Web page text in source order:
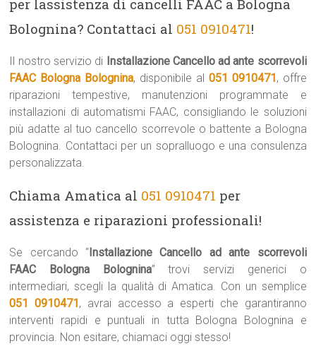
per lassistenza di cancelli FAAC a Bologna
Bolognina? Contattaci al 051 0910471!
Il nostro servizio di Installazione Cancello ad ante scorrevoli
FAAC Bologna Bolognina, disponibile al 051 0910471, offre
riparazioni tempestive, manutenzioni programmate e
installazioni di automatismi FAAC, consigliando le soluzioni
più adatte al tuo cancello scorrevole o battente a Bologna
Bolognina. Contattaci per un sopralluogo e una consulenza
personalizzata.
Chiama Amatica al 051 0910471 per
assistenza e riparazioni professionali!
Se cercando “Installazione Cancello ad ante scorrevoli
FAAC Bologna Bolognina” trovi servizi generici o
intermediari, scegli la qualità di Amatica. Con un semplice
051 0910471, avrai accesso a esperti che garantiranno
interventi rapidi e puntuali in tutta Bologna Bolognina e
provincia. Non esitare, chiamaci oggi stesso!